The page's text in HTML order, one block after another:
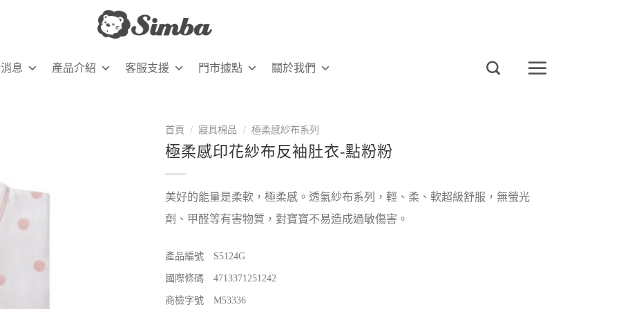
息 產品介紹 客服支援 門市據點 關於我們
首頁 / 寢具棉品 / 極柔感紗布系列
極柔感印花紗布反袖肚衣-點粉粉
美好的能量是柔軟，極柔感。透氣紗布系列，輕、柔、軟超級舒服，無螢光
劑、甲醛等有害物質，對寶寶不易造成過敏傷害。
產品編號 S5124G
國際條碼 4713371251242
商檢字號 M53336